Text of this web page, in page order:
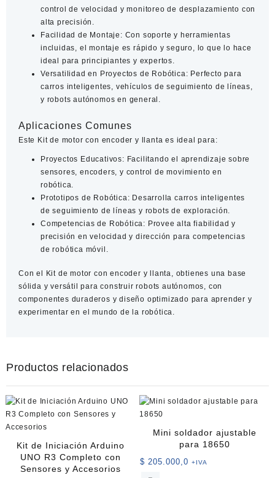
control de velocidad y monitoreo de desplazamiento con
alta precisión.
Facilidad de Montaje : Con soporte y herramientas
incluidas, el montaje es rápido y seguro, lo que lo hace
ideal para principiantes y expertos.
Versatilidad en Proyectos de Robótica: Perfecto para
carros inteligentes, vehículos de seguimiento de líneas,
y robots autónomos en general.
Aplicaciones Comunes
Este Kit de motor con encoder y llanta es ideal para:
Proyectos Educativos: Facilitando el aprendizaje sobre
sensores, encoders, y control de movimiento en
robótica.
Prototipos de Robótica: Desarrolla carros inteligentes
de seguimiento de líneas y robots de exploración.
Competencias de Robótica: Provee alta fiabilidad y
precisión en velocidad y dirección para competencias
de robótica móvil.
Con el Kit de motor con encoder y llanta, obtienes una base
sólida y versátil para construir robots autónomos, con
componentes duraderos y diseño optimizado para aprender y
experimentar en el mundo de la robótica.
Productos relacionados
Kit de Iniciación Arduino
UNO R3 Completo con
Sensores y Accesorios
Mini soldador ajustable
para 18650
$ 205.000,0 +IVA